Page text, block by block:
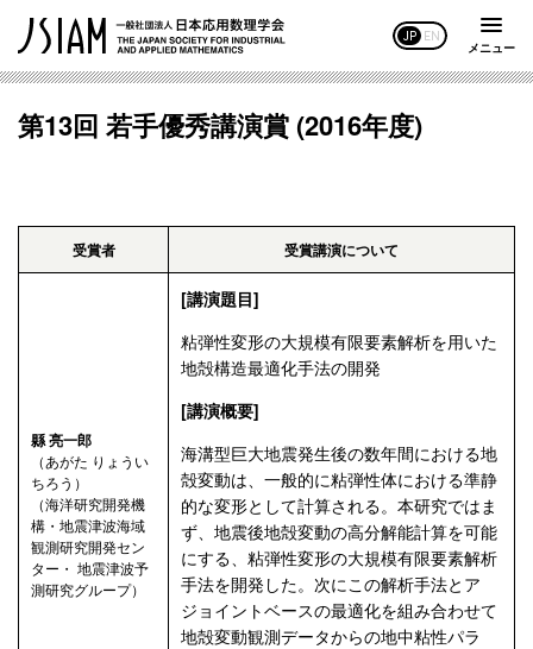
JP EN
メニュー
第13回 若手優秀講演賞 (2016年度)
受賞者 受賞講演について
縣 亮一郎
（あがた りょうい
ちろう）
（海洋研究開発機
構・地震津波海域
観測研究開発セン
ター・ 地震津波予
測研究グループ）
[講演題目]
粘弾性変形の大規模有限要素解析を用いた
地殻構造最適化手法の開発
[講演概要]
海溝型巨大地震発生後の数年間における地
殻変動は、一般的に粘弾性体における準静
的な変形として計算される。本研究ではま
ず、地震後地殻変動の高分解能計算を可能
にする、粘弾性変形の大規模有限要素解析
手法を開発した。次にこの解析手法とア
ジョイントベースの最適化を組み合わせて
地殻変動観測データからの地中粘性パラ